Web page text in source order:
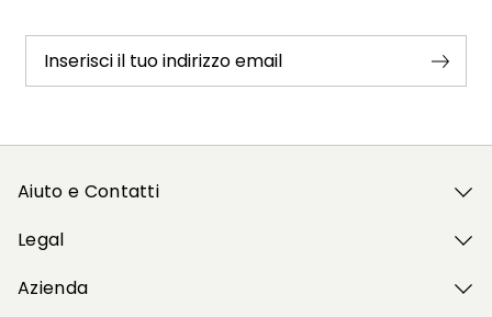
Inserisci il tuo indirizzo email
Aiuto e Contatti
Legal
Azienda